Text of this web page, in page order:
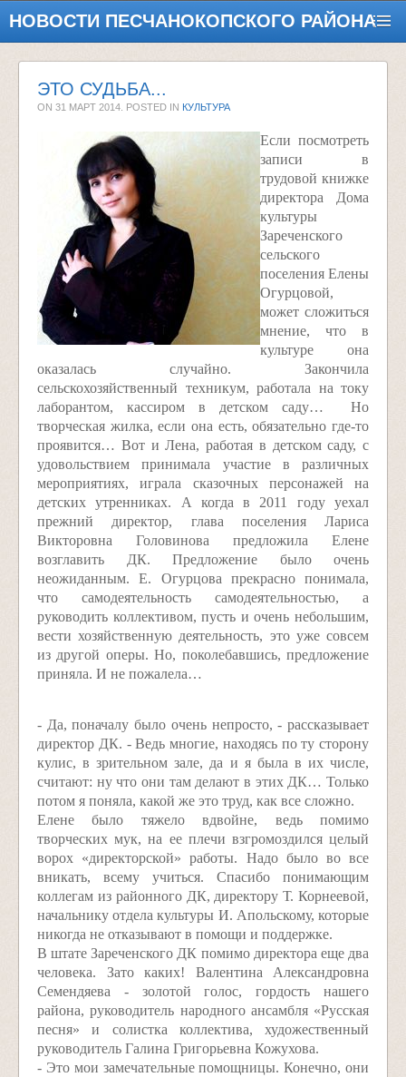
НОВОСТИ ПЕСЧАНОКОПСКОГО РАЙОНА
ЭТО СУДЬБА...
ON 31 МАРТ 2014 . POSTED IN КУЛЬТУРА
Если посмотреть
записи в
трудовой книжке
директора Дома
культуры
Зареченского
сельского
поселения Елены
Огурцовой,
может сложиться
мнение, что в
культуре она
оказалась случайно. Закончила
сельскохозяйственный техникум, работала на току
лаборантом, кассиром в детском саду… Но
творческая жилка, если она есть, обязательно где-то
проявится… Вот и Лена, работая в детском саду, с
удовольствием принимала участие в различных
мероприятиях, играла сказочных персонажей на
детских утренниках. А когда в 2011 году уехал
прежний директор, глава поселения Лариса
Викторовна Головинова предложила Елене
возглавить ДК. Предложение было очень
неожиданным. Е. Огурцова прекрасно понимала,
что самодеятельность самодеятельностью, а
руководить коллективом, пусть и очень небольшим,
вести хозяйственную деятельность, это уже совсем
из другой оперы. Но, поколебавшись, предложение
приняла. И не пожалела…
- Да, поначалу было очень непросто, - рассказывает
директор ДК. - Ведь многие, находясь по ту сторону
кулис, в зрительном зале, да и я была в их числе,
считают: ну что они там делают в этих ДК… Только
потом я поняла, какой же это труд, как все сложно.
Елене было тяжело вдвойне, ведь помимо
творческих мук, на ее плечи взгромоздился целый
ворох «директорской» работы. Надо было во все
вникать, всему учиться. Спасибо понимающим
коллегам из районного ДК, директору Т. Корнеевой,
начальнику отдела культуры И. Апольскому, которые
никогда не отказывают в помощи и поддержке.
В штате Зареченского ДК помимо директора еще два
человека. Зато каких! Валентина Александровна
Семендяева - золотой голос, гордость нашего
района, руководитель народного ансамбля «Русская
песня» и солистка коллектива, художественный
руководитель Галина Григорьевна Кожухова.
- Это мои замечательные помощницы. Конечно, они